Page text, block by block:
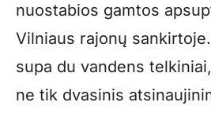
nuostabios gamtos
Vilniaus rajonų
supa du vandens
ne tik dvasinis